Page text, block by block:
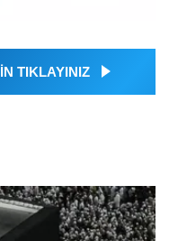
TIKLAYINIZ